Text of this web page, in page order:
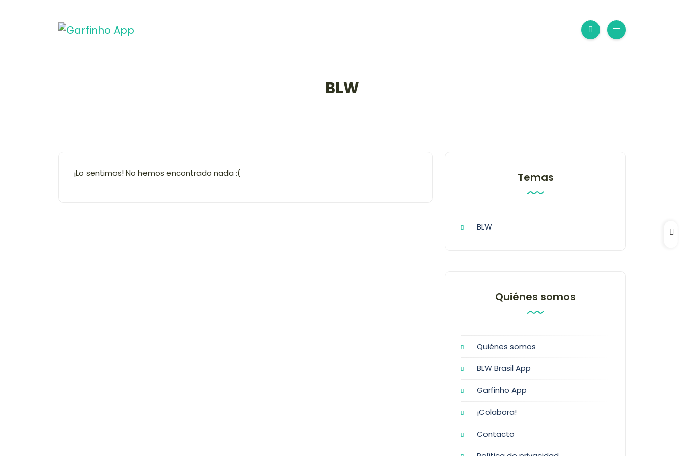
BLW
¡Lo sentimos! No hemos encontrado nada :( Temas
BLW
Quiénes somos
Quiénes somos
BLW Brasil App
Garfinho App
¡Colabora!
Contacto